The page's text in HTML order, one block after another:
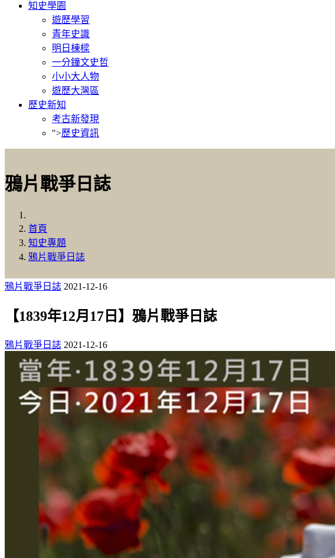
知史學園
遊歷學習
青年史識
明日棟樑
一分鐘文史哲
小小大人物
遊歷大灣區
歷史新知
考古新發現
">歷史資訊
鴉片戰爭日誌
首頁
知史專題
鴉片戰爭日誌
鴉片戰爭日誌 2021-12-16
【1839年12月17日】鴉片戰爭日誌
鴉片戰爭日誌 2021-12-16